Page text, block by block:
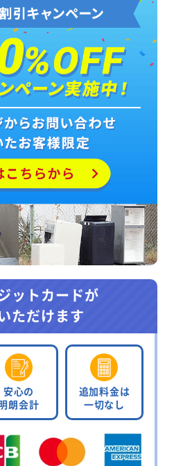
ットカードが
ただけます
安心の
朗会計
追加料金は
一切なし